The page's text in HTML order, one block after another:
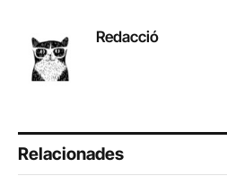
Redacció
Relacionades